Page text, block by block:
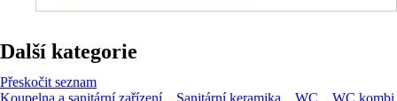
Další kategorie
Přeskočit seznam
Koupelna a sanitární zařízení
Sanitární keramika WC
WC kombi